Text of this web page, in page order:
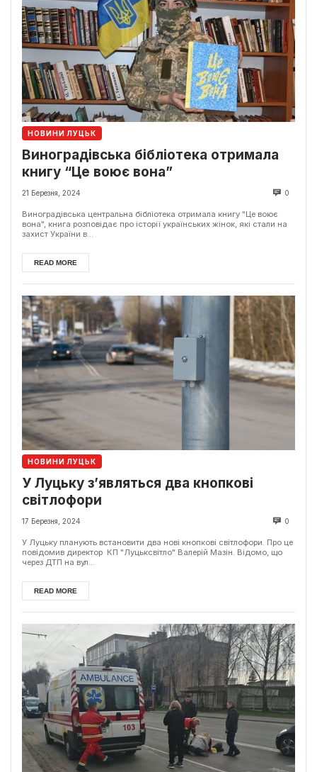
НОВИНИ ЛУЦЬК
Виноградівська бібліотека отримала
книгу “Це воює вона”
21 Березня, 2024 0
Виноградівська центральна бібліотека отримала книгу "Це воює
вона", книга розповідає про історії українських жінок, які стали на
захист України в...
READ MORE
НОВИНИ ЛУЦЬК
У Луцьку з’являться два кнопкові
світлофори
17 Березня, 2024 0
У Луцьку планують встановити два нові кнопкові світлофори. Про це
повідомив директор КП "Луцьксвітло" Валерій Мазін. Відомо, що
через ДТП на вул...
READ MORE